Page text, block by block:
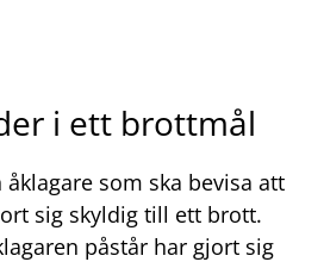
i ett brottmål
som ska bevisa att
sig skyldig till ett brott.
påstår har gjort sig